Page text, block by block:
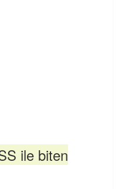
ile biten